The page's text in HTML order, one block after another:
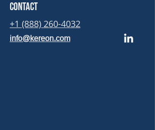
Contact
+1 (888) 260-4032
info@kereon.com